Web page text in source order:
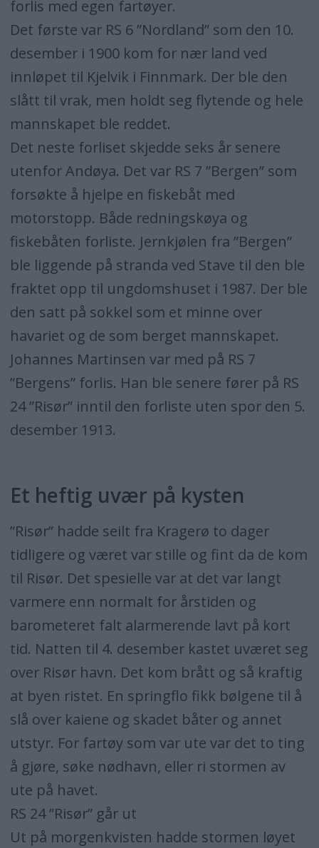
forlis med egen fartøyer.
Det første var RS 6 ”Nordland” som den 10.
desember i 1900 kom for nær land ved
innløpet til Kjelvik i Finnmark. Der ble den
slått til vrak, men holdt seg flytende og hele
mannskapet ble reddet.
Det neste forliset skjedde seks år senere
utenfor Andøya. Det var RS 7 ”Bergen” som
forsøkte å hjelpe en fiskebåt med
motorstopp. Både redningskøya og
fiskebåten forliste. Jernkjølen fra ”Bergen”
ble liggende på stranda ved Stave til den ble
fraktet opp til ungdomshuset i 1987. Der ble
den satt på sokkel som et minne over
havariet og de som berget mannskapet.
Johannes Martinsen var med på RS 7
”Bergens” forlis. Han ble senere fører på RS
24 ”Risør” inntil den forliste uten spor den 5.
desember 1913.
Et heftig uvær på kysten
”Risør” hadde seilt fra Kragerø to dager
tidligere og været var stille og fint da de kom
til Risør. Det spesielle var at det var langt
varmere enn normalt for årstiden og
barometeret falt alarmerende lavt på kort
tid. Natten til 4. desember kastet uværet seg
over Risør havn. Det kom brått og så kraftig
at byen ristet. En springflo fikk bølgene til å
slå over kaiene og skadet båter og annet
utstyr. For fartøy som var ute var det to ting
å gjøre, søke nødhavn, eller ri stormen av
ute på havet.
RS 24 ”Risør” går ut
Ut på morgenkvisten hadde stormen løyet